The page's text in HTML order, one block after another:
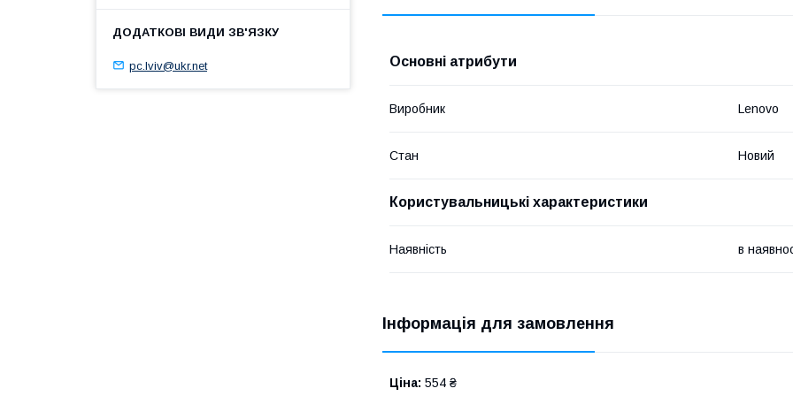
Основні атрибути
Виробник Lenovo
Стан Новий
Користувальницькі характеристики
Наявність в
Інформація для замовлення
Ціна: 554 ₴
pc.lviv@ukr.net